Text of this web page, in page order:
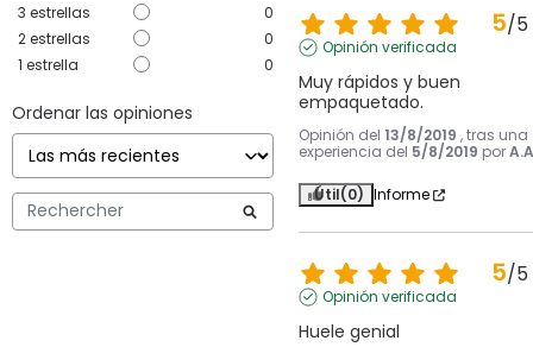
3 estrellas
0
2estrellas
0
1 estrella 0
Ordenar las opiniones
5/5
Opinión verificada
Muy rápidos y buen
empaquetado.
Opinión del 13/8/2019 , tras una
experiencia del 5/8/2019 por
Útil(0) Informe
5/5
Opinión verificada
Huele genial